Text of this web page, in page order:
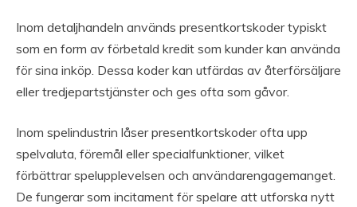
Inom detaljhandeln används presentkortskoder typiskt
som en form av förbetald kredit som kunder kan använda
för sina inköp. Dessa koder kan utfärdas av återförsäljare
eller tredjepartstjänster och ges ofta som gåvor.
Inom spelindustrin låser presentkortskoder ofta upp
spelvaluta, föremål eller specialfunktioner, vilket
förbättrar spelupplevelsen och användarengagemanget.
De fungerar som incitament för spelare att utforska nytt